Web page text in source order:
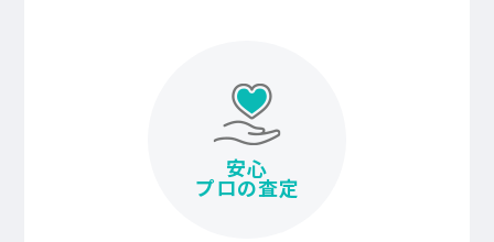
安心
プロの査定